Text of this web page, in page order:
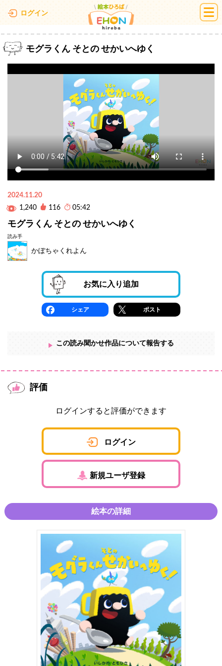
ログイン 絵本ひろば
モグラくん そとの せかいへゆく
2024.11.20
1,240
116 05:42
モグラくん そとの せかいへゆく
読み手
かぼちゃくれよん
お気に入り追加
シェア ポスト
この読み聞かせ作品について報告する
評価
ログインすると評価ができます
ログイン
新規ユーザ登録
絵本の詳細